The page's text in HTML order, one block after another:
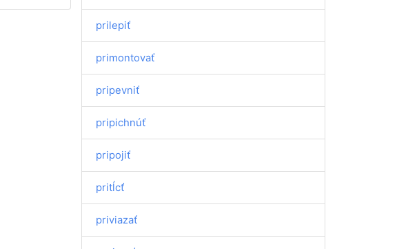
prilepiť
primontovať
pripevniť
pripichnúť
pripojiť
pritĺcť
priviazať